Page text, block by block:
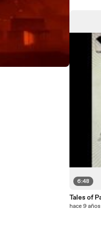
6:48
Tales of
hace 9 años